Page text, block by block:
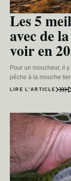
Les 5
avec de
voir en
Pour un moucheur, il
pêche à la mouche
LIRE L’ARTICLE